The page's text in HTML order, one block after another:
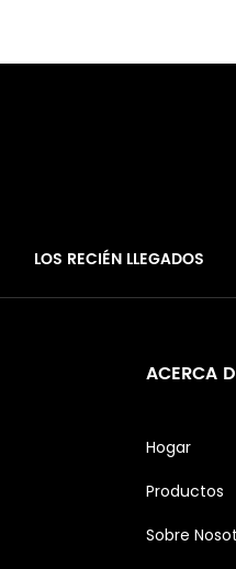
LOS RECIÉN LLEGADOS
ACERCA
Hogar
Productos
Sobre